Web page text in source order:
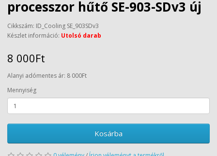
processzor hűtő SE-903-SDv3 új
Cikkszám: ID_Cooling SE_903SDv3
Készlet információ: Utolsó darab
8 000Ft
Alanyi adómentes ár: 8 000Ft
Mennyiség
Kosárba